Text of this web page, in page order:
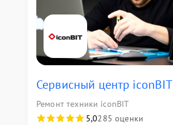
Сервисный центр iconBIT
Ремонт техники iconBIT
5,0285 оценки